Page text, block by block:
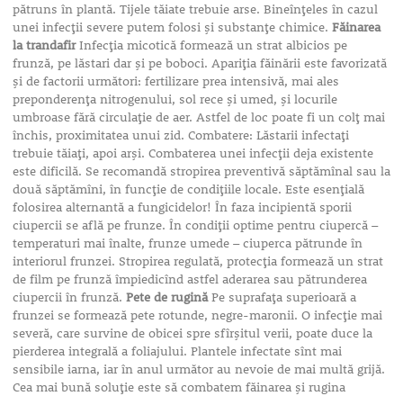
pătruns în plantă. Tijele tăiate trebuie arse. Bineînţeles în cazul
unei infecţii severe putem folosi şi substanţe chimice. Făinarea
la trandafirInfecţia micotică formează un strat albicios pe
frunză, pe lăstari dar şi pe boboci. Apariţia făinării este favorizată
şi de factorii următori: fertilizare prea intensivă, mai ales
preponderenţa nitrogenului, sol rece şi umed, şi locurile
umbroase fără circulaţie de aer. Astfel de loc poate fi un colţ mai
închis, proximitatea unui zid. Combatere: Lăstarii infectaţi
trebuie tăiaţi, apoi arşi. Combaterea unei infecţii deja existente
este dificilă. Se recomandă stropirea preventivă săptămînal sau la
două săptămîni, în funcţie de condiţiile locale. Este esenţială
folosirea alternantă a fungicidelor! În faza incipientă sporii
ciupercii se află pe frunze. În condiţii optime pentru ciupercă –
temperaturi mai înalte, frunze umede – ciuperca pătrunde în
interiorul frunzei. Stropirea regulată, protecţia formează un strat
de film pe frunză împiedicînd astfel aderarea sau pătrunderea
ciupercii în frunză. Pete de ruginăPe suprafaţa superioară a
frunzei se formează pete rotunde, negre-maronii. O infecţie mai
severă, care survine de obicei spre sfîrşitul verii, poate duce la
pierderea integrală a foliajului. Plantele infectate sînt mai
sensibile iarna, iar în anul următor au nevoie de mai multă grijă.
Cea mai bună soluţie este să combatem făinarea şi rugina